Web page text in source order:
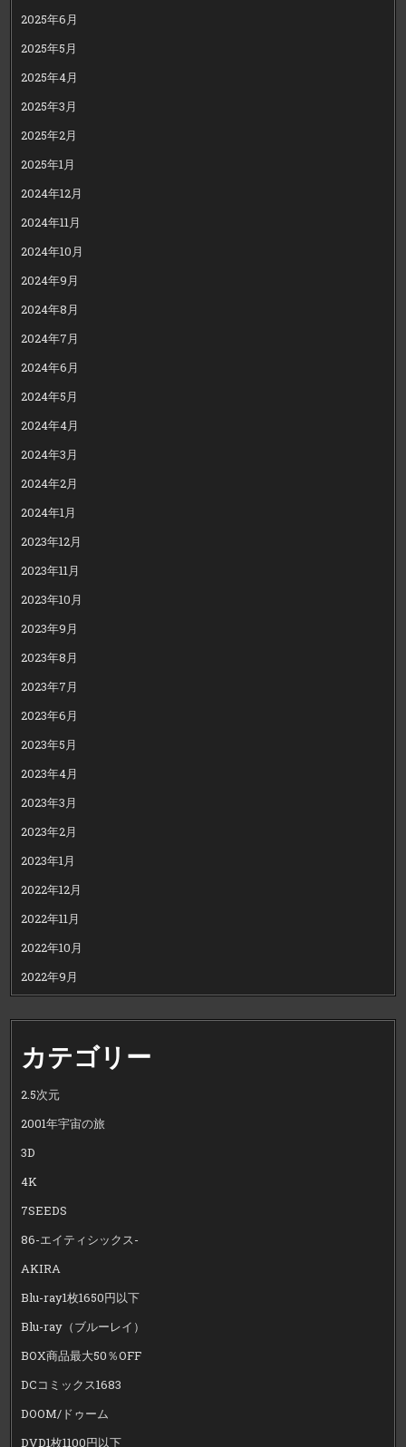
2025年6月
2025年5月
2025年4月
2025年3月
2025年2月
2025年1月
2024年12月
2024年11月
2024年10月
2024年9月
2024年8月
2024年7月
2024年6月
2024年5月
2024年4月
2024年3月
2024年2月
2024年1月
2023年12月
2023年11月
2023年10月
2023年9月
2023年8月
2023年7月
2023年6月
2023年5月
2023年4月
2023年3月
2023年2月
2023年1月
2022年12月
2022年11月
2022年10月
2022年9月
カテゴリー
2.5次元
2001年宇宙の旅
3D
4K
7SEEDS
86-エイティシックス-
AKIRA
Blu-ray1枚1650円以下
Blu-ray（ブルーレイ）
BOX商品最大50％OFF
DCコミックス1683
DOOM/ドゥーム
DVD1枚1100円以下